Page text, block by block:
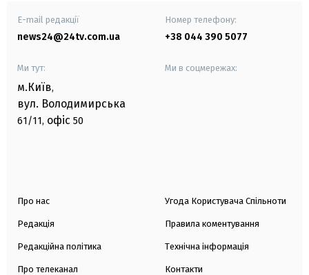
E-mail редакції
news24@24tv.com.ua
Номер телефону:
+38 044 390 5077
Ми тут:
м.Київ,
вул. Володимирська
61/11, офіс 50
Ми в соцмережах:
Про нас
Редакція
Редакційна політика
Про телеканал
Угода Користувача Спільноти
Правила коментування
Технічна інформація
Контакти